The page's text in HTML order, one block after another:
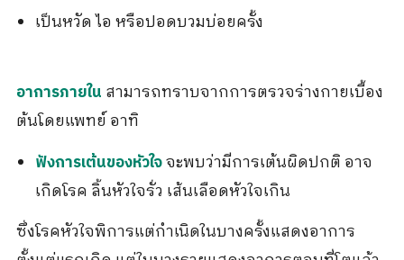
เป็นหวัด ไอ หรือปอดบวมบ่อยครั้ง
อาการภายใน สามารถทราบจากการตรวจร่างกายเบื้อง
ต้นโดยแพทย์ อาทิ
ฟังการเต้นของหัวใจจะพบว่ามีการเต้นผิดปกติ อาจ
เกิดโรค ลิ้นหัวใจรั่ว เส้นเลือดหัวใจเกิน
ซึ่งโรคหัวใจพิการแต่กำเนิดในบางครั้งแสดงอาการ